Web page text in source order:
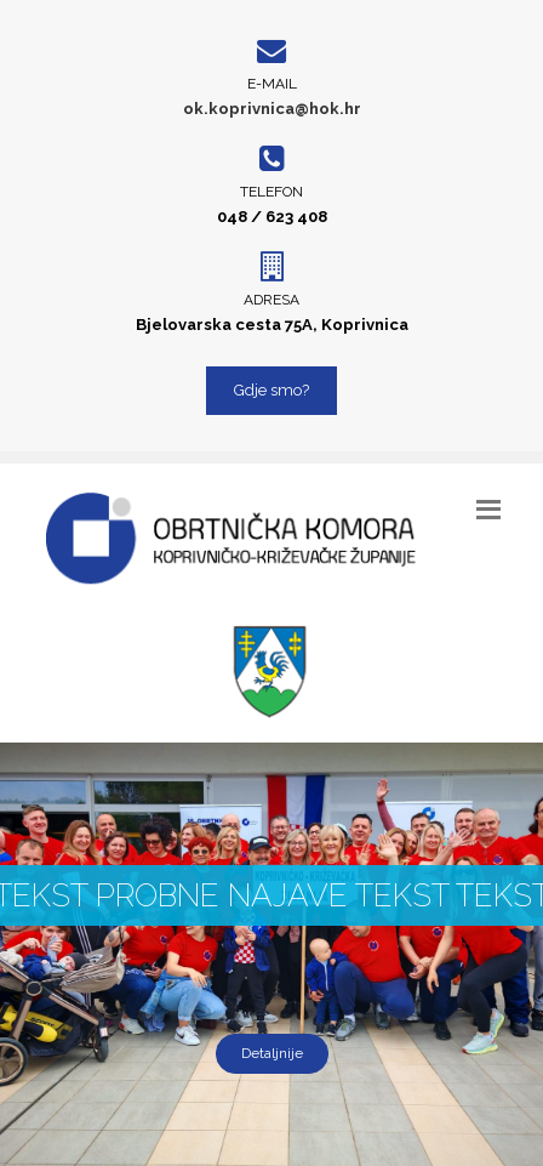
E-MAIL
ok.koprivnica@hok.hr
TELEFON
048 / 623 408
ADRESA
Bjelovarska cesta 75A, Koprivnica
Gdje smo?
PROBNE NAJAVE TEKST
Detaljnije